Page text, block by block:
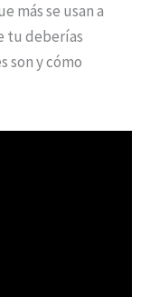
más se usan a
tu deberías
son y cómo